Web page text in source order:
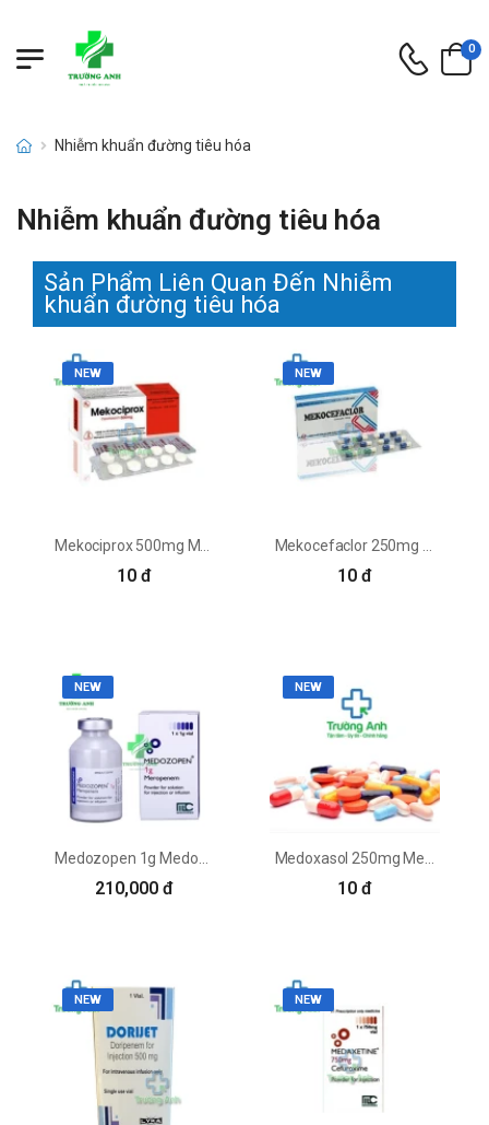
0
Nhiễm khuẩn đường tiêu hóa
Nhiễm khuẩn đường tiêu hóa
Sản Phẩm Liên Quan Đến Nhiễm
khuẩn đường tiêu hóa
NEW
10 đ
NEW
10 đ
NEW
210,000 đ
NEW
10 đ
NEW NEW